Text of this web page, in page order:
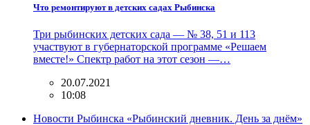
Что ремонтируют в детских садах Рыбинска
Три рыбинских детских сада — № 38, 51 и 113
участвуют в губернаторской программе «Решаем
вместе!» Спектр работ на этот сезон —…
20.07.2021
10:08
Новости Рыбинска «Рыбинский дневник. День за днём»